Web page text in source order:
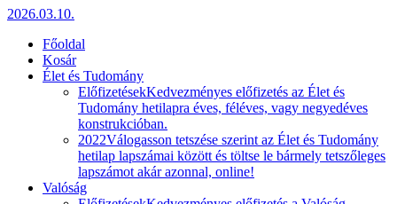
2026.03.10.
Főoldal
Kosár
Élet és Tudomány
ElőfizetésekKedvezményes előfizetés az Élet és
Tudomány hetilapra éves, féléves, vagy negyedéves
konstrukcióban.
2022Válogasson tetszése szerint az Élet és Tudomány
hetilap lapszámai között és töltse le bármely tetszőleges
lapszámot akár azonnal, online!
Valóság